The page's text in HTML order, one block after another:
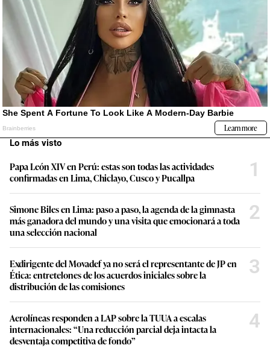
Lo más visto
Papa León XIV en Perú: estas son todas las actividades
confirmadas en Lima, Chiclayo, Cusco y Pucallpa
1
Simone Biles en Lima: paso a paso, la agenda de la gimnasta
más ganadora del mundo y una visita que emocionará a toda
una selección nacional
2
Exdirigente del Movadef ya no será el representante de JP en
Ética: entretelones de los acuerdos iniciales sobre la
distribución de las comisiones
3
Aerolíneas responden a LAP sobre la TUUA a escalas
internacionales: “Una reducción parcial deja intacta la
desventaja competitiva de fondo”
4